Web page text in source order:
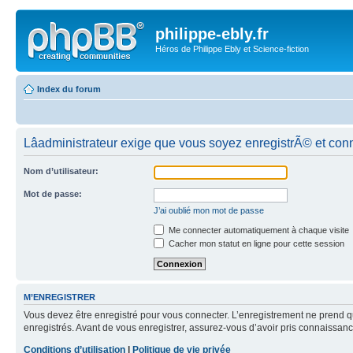
philippe-ebly.fr
Héros de Philippe Ebly et Science-fiction
Index du forum
Lâadministrateur exige que vous soyez enregistrÃ© et
Nom d’utilisateur:
Mot de passe:
J’ai oublié mon mot de passe
Me connecter automatiquement à chaque visite
Cacher mon statut en ligne pour cette session
M’ENREGISTRER
Vous devez être enregistré pour vous connecter. L’enregistrement ne
enregistrés. Avant de vous enregistrer, assurez-vous d’avoir pris
Conditions d’utilisation
Politique de vie privée